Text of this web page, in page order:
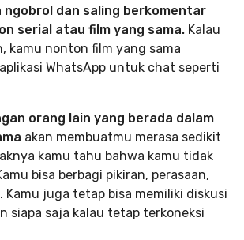
ngobrol dan saling berkomentar
serial atau film yang sama. Kalau
kamu nonton film yang sama
WhatsApp untuk chat seperti
orang lain yang berada dalam
akan membuatmu merasa sedikit
kamu tahu bahwa kamu tidak
bisa berbagi pikiran, perasaan,
Kamu juga tetap bisa memiliki diskusi
siapa saja kalau tetap terkoneksi